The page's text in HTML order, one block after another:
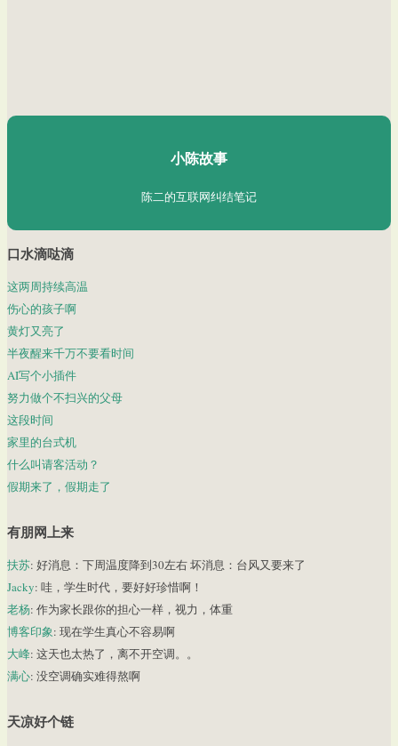
陈二Chenèr
小陈故事
陈二的互联网纠结笔记
口水滴哒滴
这两周持续高温
伤心的孩子啊
黄灯又亮了
半夜醒来千万不要看时间
AI写个小插件
努力做个不扫兴的父母
这段时间
家里的台式机
什么叫请客活动？
假期来了，假期走了
有朋网上来
扶苏: 好消息：下周温度降到30左右 坏消息：台风又要来了
Jacky: 哇，学生时代，要好好珍惜啊！
老杨: 作为家长跟你的担心一样，视力，体重
博客印象: 现在学生真心不容易啊
大峰: 这天也太热了，离不开空调。。
满心: 没空调确实难得熬啊
天凉好个链